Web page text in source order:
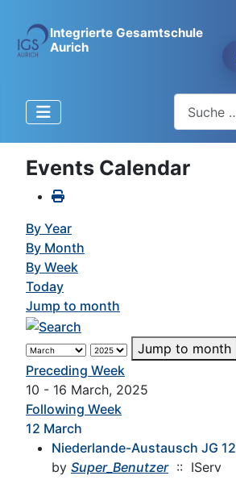
Integrierte Gesamtschule
Aurich
Events Calendar
By Year
By Month
By Week
Today
Jump to month
Jump to month
Preceding Week
10 - 16 March, 2025
Following Week
12 March
Niederlande-Austausch JG 12
by Super_Benutzer:: IServ